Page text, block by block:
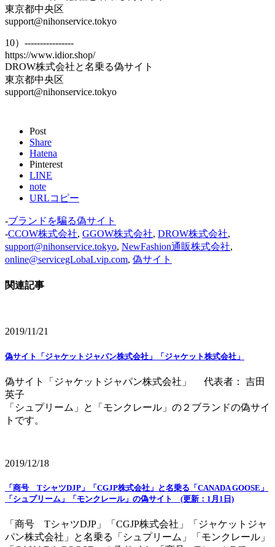
東京都中央区
support@nihonservice.tokyo
10）----------------
https://www.idior.shop/
DROW株式会社と名乗る偽サイト
東京都中央区
support@nihonservice.tokyo
Post
Share
Hatena
Pinterest
LINE
note
URLコピー
-ブランドを騙る偽サイト
-CCOW株式会社, GGOW株式会社, DROW株式会社,
support@nihonservice.tokyo, NewFashion通販株式会社,
online@servicegLobaLvip.com, 偽サイト
関連記事
2019/11/21
偽サイト「ジャケットジャパン株式会社」「ジャケット株式会社」
偽サイト「ジャケットジャパン株式会社」 代表者： 吉田
英子
「シュプリーム」と「モンクレール」の２ブランドの偽サイ
トです。
2019/12/18
「商号 TシャツDJP」「CGJP株式会社」と名乗る「CANADA GOOSE」
「シュプリーム」「モンクレール」の偽サイト (更新：1月1日)
「商号 TシャツDJP」「CGJP株式会社」「ジャケットジャ
パン株式会社」と名乗る「シュプリーム」「モンクレール」